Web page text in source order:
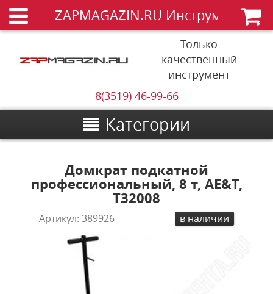
ZAPMAGAZIN.RU Инструменты
Только
качественный
инструмент
8(3519) 46-99-66
Категории
Домкрат подкатной
профессиональный, 8 т, AE&T,
T32008
Артикул:389926 в наличии